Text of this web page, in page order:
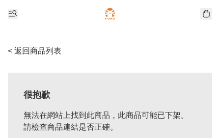
< 返回商品列表
很抱歉
無法在網站上找到此商品，此商品可能已下架。
請檢查商品連結是否正確。